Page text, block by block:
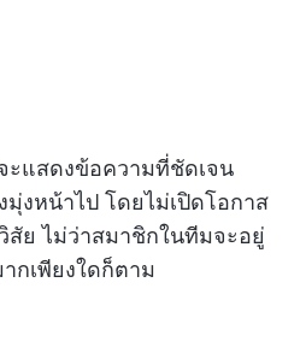
ะแสดงข้อความที่ชัดเจน
มุ่งหน้าไป โดยไม่เปิดโอกาส
ย ไม่ว่าสมาชิกในทีมจะอยู่
กเพียงใดก็ตาม